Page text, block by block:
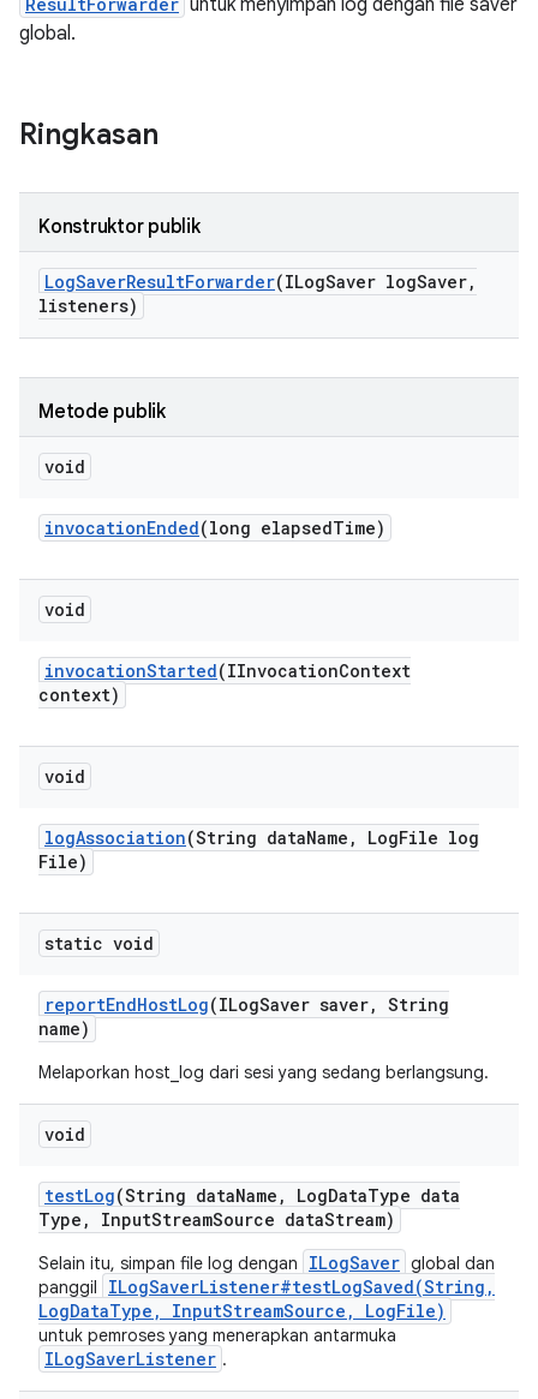
untuk menyimpan log dengan file saver
global.
Ringkasan
Konstruktor publik
LogSaverResultForwarder(ILogSaver logSaver,
listeners)
Metode publik
void
invocationEnded(long elapsedTime)
void
invocationStarted(IInvocationContext
context)
void
logAssociation(String dataName , LogFile log
File)
static void
reportEndHostLog(ILogSaver saver, String
name)
Melaporkan host_log dari sesi yang sedang berlangsung.
void
testLog(String dataName , LogDataType data
Type , InputStreamSource dataStream)
Selain itu, simpan file log dengan ILogSaver global dan
panggil
ILogSaverListener#testLogSaved(String,
LogDataType, InputStreamSource, LogFile)
untuk pemroses yang menerapkan antarmuka
ILogSaverListener .